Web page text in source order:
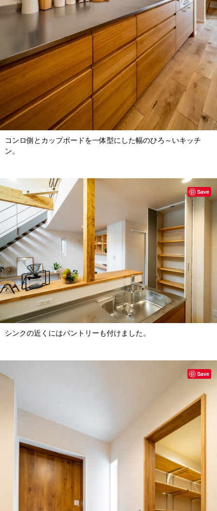
コンロ側とカップボードを一体型にした幅のひろ～いキッチ
ン。
シンクの近くにはパントリーも付けました。
Save
Save